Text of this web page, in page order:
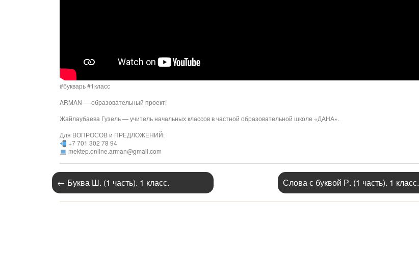
#букварь #1класс
ARMAN — образовательный проект!
Жайлаубаева Гузель — учитель начальных классов в частной образовательной школе «ДАНА».
Для ВОПРОСОВ и ПРЕДЛОЖЕНИЙ:
+7 701 302 78 94
mektep.online.arman@gmail.com
← Буква Ш. (1 часть). 1 класс. Слова с буквой Р. (1 часть). 1 класс.